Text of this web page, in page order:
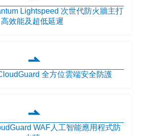
Lightspeed 次世代防火牆主打
高效能及超低延遲
全方位雲端安全防護
WAF人工智能應用程式防